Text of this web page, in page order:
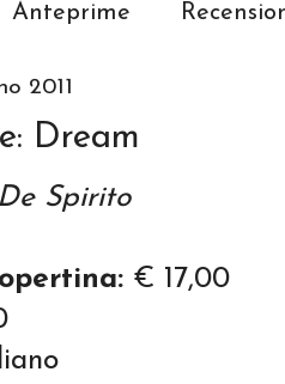
Anteprime
2011
Dream
Spirito
€ 17,00